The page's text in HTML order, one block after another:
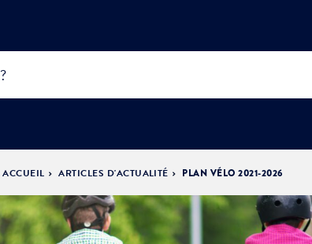
&
ACTUALITÉS &
ÉVÈNEMENTS
LA VILLE
DÉMOCRATIE
PARTICIPATIVE
ACCUEIL ARTICLES D'ACTUALITÉ PLAN VÉLO 2021-2026